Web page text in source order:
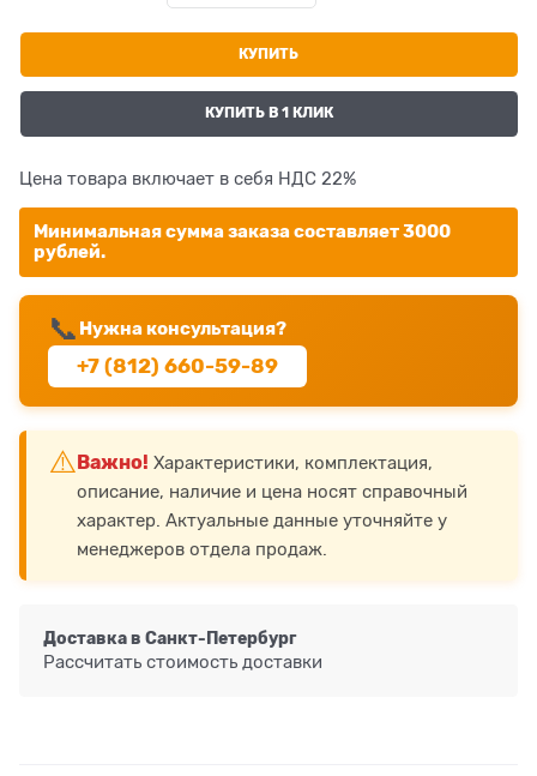
КУПИТЬ
КУПИТЬ В 1 КЛИК
Цена товара включает в себя НДС 22%
Минимальная сумма заказа составляет 3000
рублей.
📞 Нужна консультация?
+7 (812) 660-59-89
⚠️Важно! Характеристики, комплектация,
описание, наличие и цена носят справочный
характер. Актуальные данные уточняйте у
менеджеров отдела продаж.
Доставка в Санкт-Петербург
Рассчитать стоимость доставки